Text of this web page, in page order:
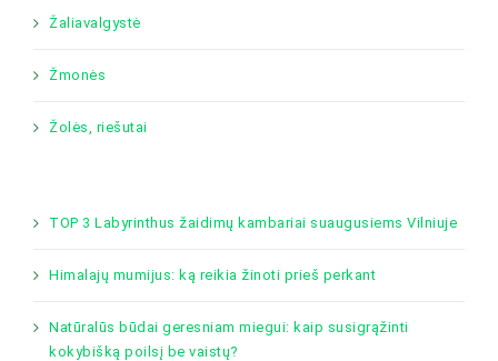
Žaliavalgystė
Žmonės
Žolės, riešutai
TOP 3 Labyrinthus žaidimų kambariai suaugusiems Vilniuje
Himalajų mumijus: ką reikia žinoti prieš perkant
Natūralūs būdai geresniam miegui: kaip susigrąžinti
kokybišką poilsį be vaistų?